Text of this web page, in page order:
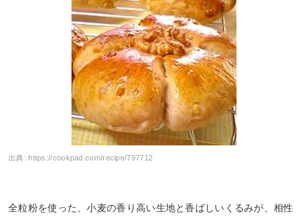
出典: https://cookpad.com/recipe/797712
全粒粉を使った、小麦の香り高い生地と香ばしいくるみが、相性